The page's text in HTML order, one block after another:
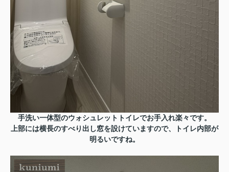
手洗い一体型のウォシュレットトイレでお手入れ楽々です。
上部には横長のすべり出し窓を設けていますので、トイレ内部が
明るいですね。